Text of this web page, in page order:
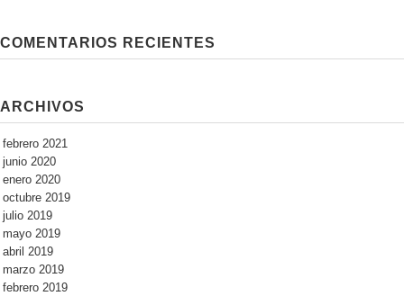
COMENTARIOS RECIENTES
ARCHIVOS
febrero 2021
junio 2020
enero 2020
octubre 2019
julio 2019
mayo 2019
abril 2019
marzo 2019
febrero 2019